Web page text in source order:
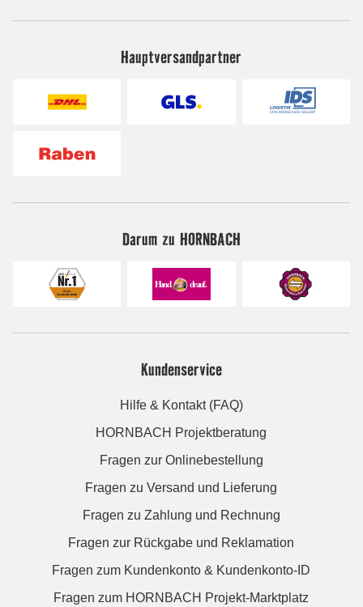
Hauptversandpartner
Darum zu HORNBACH
Kundenservice
Hilfe & Kontakt (FAQ)
HORNBACH Projektberatung
Fragen zur Onlinebestellung
Fragen zu Versand und Lieferung
Fragen zu Zahlung und Rechnung
Fragen zur Rückgabe und Reklamation
Fragen zum Kundenkonto & Kundenkonto-ID
Fragen zum HORNBACH Projekt-Marktplatz